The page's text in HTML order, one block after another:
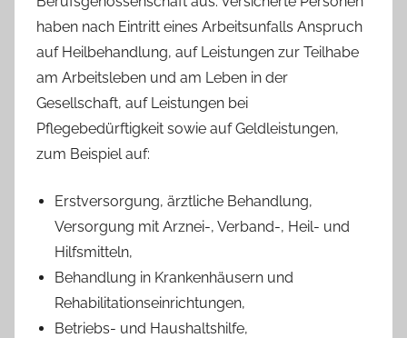
haben nach Eintritt eines Arbeitsunfalls Anspruch
auf Heilbehandlung, auf Leistungen zur Teilhabe
am Arbeitsleben und am Leben in der
Gesellschaft, auf Leistungen bei
Pflegebedürftigkeit sowie auf Geldleistungen,
zum Beispiel auf:
Erstversorgung, ärztliche Behandlung,
Versorgung mit Arznei-, Verband-, Heil- und
Hilfsmitteln,
Behandlung in Krankenhäusern und
Rehabilitationseinrichtungen,
Betriebs- und Haushaltshilfe,